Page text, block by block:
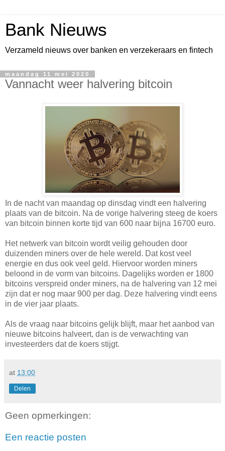
Bank Nieuws
Verzameld nieuws over banken en verzekeraars en fintech
maandag 11 mei 2020
Vannacht weer halvering bitcoin
In de nacht van maandag op dinsdag vindt een halvering
plaats van de bitcoin. Na de vorige halvering steeg de koers
van bitcoin binnen korte tijd van 600 naar bijna 16700 euro.
Het netwerk van bitcoin wordt veilig gehouden door
duizenden miners over de hele wereld. Dat kost veel
energie en dus ook veel geld. Hiervoor worden miners
beloond in de vorm van bitcoins. Dagelijks worden er 1800
bitcoins verspreid onder miners, na de halvering van 12 mei
zijn dat er nog maar 900 per dag. Deze halvering vindt eens
in de vier jaar plaats.
Als de vraag naar bitcoins gelijk blijft, maar het aanbod van
nieuwe bitcoins halveert, dan is de verwachting van
investeerders dat de koers stijgt.
at 13:00
Delen
Geen opmerkingen:
Een reactie posten